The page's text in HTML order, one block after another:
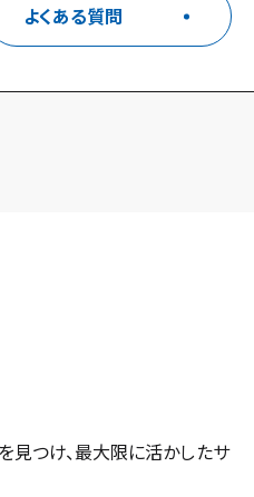
よくある質問
見つけ、最大限に活かしたサ